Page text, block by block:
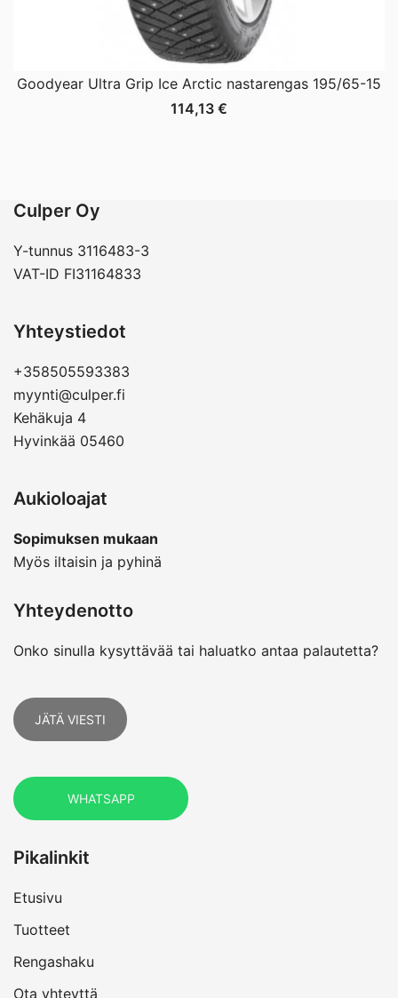
Goodyear Ultra Grip Ice Arctic nastarengas 195/65-15
114,13 €
Culper Oy
Y-tunnus 3116483-3
VAT-ID FI31164833
Yhteystiedot
+358505593383
myynti@culper.fi
Kehäkuja 4
Hyvinkää 05460
Aukioloajat
Sopimuksen mukaan
Myös iltaisin ja pyhinä
Yhteydenotto
Onko sinulla kysyttävää tai haluatko antaa palautetta?
JÄTÄ VIESTI
WHATSAPP
Pikalinkit
Etusivu
Tuotteet
Rengashaku
Ota yhteyttä